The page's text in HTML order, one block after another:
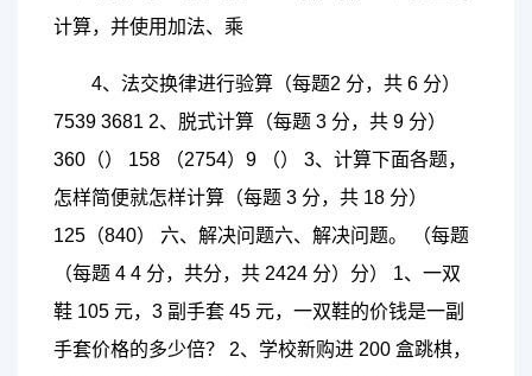
计算，并使用加法、乘
4、法交换律进行验算（每题2 分，共 6 分）
7539 3681 2、脱式计算（每题 3 分，共 9 分）
360（） 158 （2754）9 （） 3、计算下面各题，
怎样简便就怎样计算（每题 3 分，共 18 分）
125（840） 六、解决问题六、解决问题。 （每题
（每题 4 4 分，共分，共 2424 分）分） 1、一双
鞋 105 元，3 副手套 45 元，一双鞋的价钱是一副
手套价格的多少倍？ 2、学校新购进 200 盒跳棋，